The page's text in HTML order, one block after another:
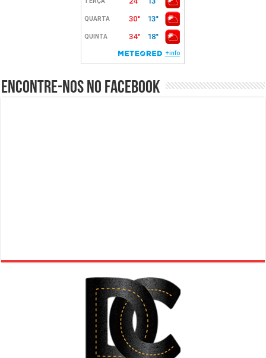
Encontre-nos no Facebook